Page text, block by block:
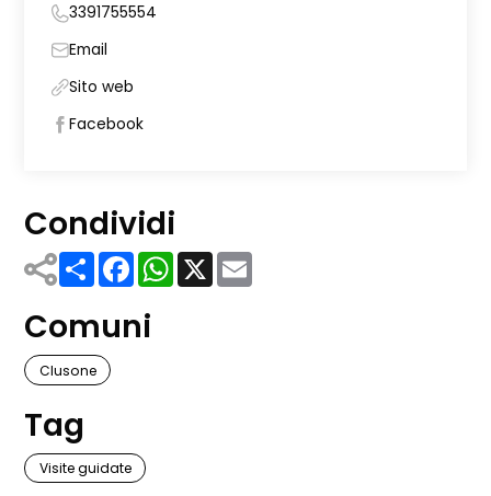
3391755554
Email
Sito web
Facebook
Condividi
ShareFacebook
WhatsApp
X
Comuni
Clusone
Tag
Visite guidate